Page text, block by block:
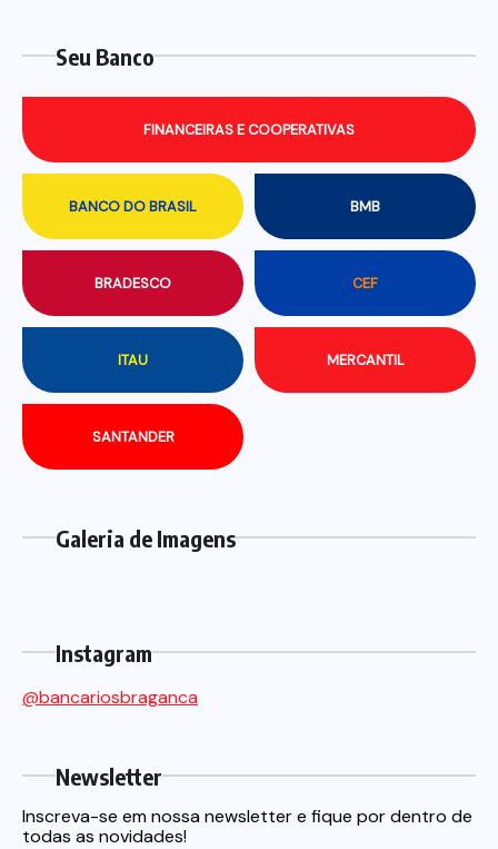
Seu Banco
BANCO DO BRASIL BMB
BRADESCO CEF
FINANCEIRAS E COOPERATIVAS
ITAU MERCANTIL
SANTANDER
Galeria de Imagens
Instagram
@bancariosbraganca
Newsletter
Inscreva-se em nossa newsletter e fique por dentro de
todas as novidades!